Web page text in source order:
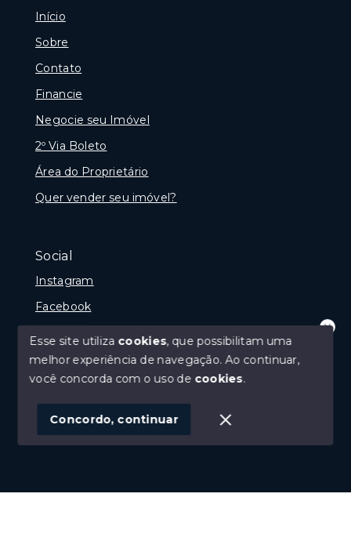
Início
Sobre
Contato
Financie
Negocie seu Imóvel
2º Via Boleto
Área do Proprietário
Quer vender seu imóvel?
Social
Instagram
Facebook
SITE PARA IMOBILIARIA
Olá! que bom te ver por aqui!
precisando de ajuda ou buscando outro
tipo de imóvel, fale conosco!
Esse site utiliza cookies, que possibilitam uma
melhor experiência de navegação.Ao continuar,
você concorda com o uso de cookies.
Concordo, continuar